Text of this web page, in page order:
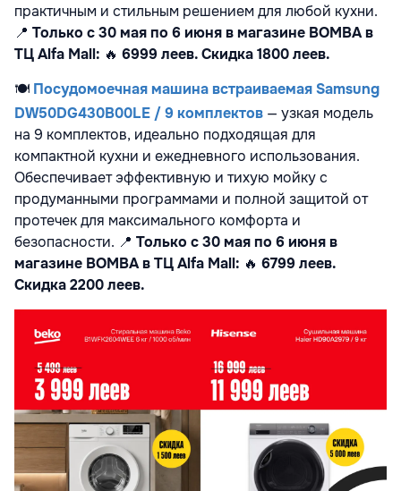
практичным и стильным решением для любой кухни.
📍 Только с 30 мая по 6 июня в магазине BOMBA в
ТЦ Alfa Mall: 🔥 6999 леев. Скидка 1800 леев.
🍽️ Посудомоечная машина встраиваемая Samsung
DW50DG430B00LE / 9 комплектов — узкая модель
на 9 комплектов, идеально подходящая для
компактной кухни и ежедневного использования.
Обеспечивает эффективную и тихую мойку с
продуманными программами и полной защитой от
протечек для максимального комфорта и
безопасности. 📍 Только с 30 мая по 6 июня в
магазине BOMBA в ТЦ Alfa Mall: 🔥 6799 леев.
Скидка 2200 леев.